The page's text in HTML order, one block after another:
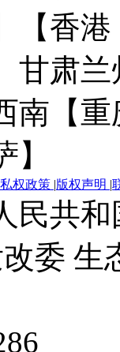
【香
甘肃
南【
权政策 |版权声明 |
民共
委 生